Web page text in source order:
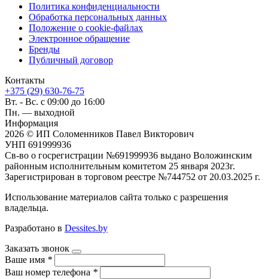
Политика конфиденциальности
Обработка персональных данных
Положение о cookie-файлах
Электронное обращение
Бренды
Публичный договор
Контакты
+375 (29) 630-76-75
Вт. - Вс. с 09:00 до 16:00
Пн. — выходной
Информация
2026 © ИП Соломенников Павел Викторович
УНП 691999936
Св-во о госрегистрации №691999936 выдано Воложинским
районным исполнительным комитетом 25 января 2023г.
Зарегистрирован в торговом реестре №744752 от 20.03.2025 г.
Использование материалов сайта только с разрешения
владельца.
Разработано в Dessites.by
Заказать звонок
Ваше имя *
Ваш номер телефона *